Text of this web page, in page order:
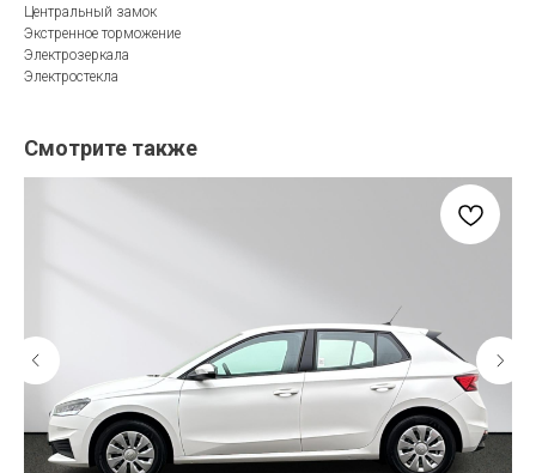
Центральный замок
Экстренное торможение
Электрозеркала
Электростекла
Смотрите также